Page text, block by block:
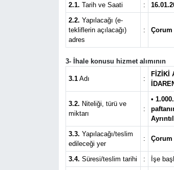
2.1. Tarih ve Saati :
2.2. Yapılacağı (e-
tekliflerin açılacağı)
adres
: Çorum
3- İhale konusu hizmet alımının
3.1Adı :
FİZİKİ
3.2. Niteliği, türü ve
miktarı
:
•
3.3. Yapılacağı/teslim
edileceği yer
: Çorum
3.4. Süresi/teslim tarihi : İşe
Osmancık
Uğurludağ